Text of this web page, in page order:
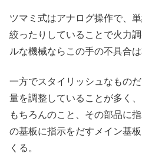
ツマミ式はアナログ操作で、
絞ったりしていることで火力
ルな機械ならこの手の不具合は
一方でスタイリッシュなもの
量を調整していることが多く
もちろんのこと、その部品に
の基板に指示をだすメイン基
くる。